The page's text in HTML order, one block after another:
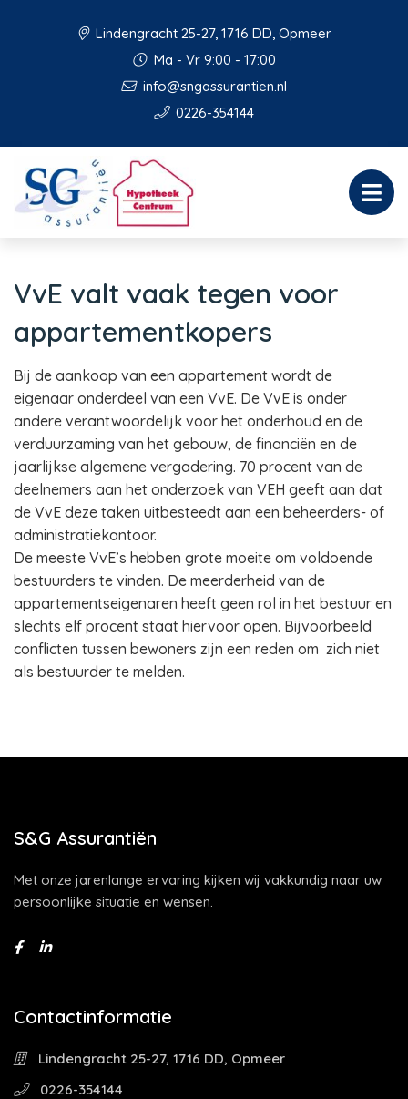
Lindengracht 25-27, 1716 DD, Opmeer
Ma - Vr 9:00 - 17:00
info@sngassurantien.nl
0226-354144
VvE valt vaak tegen voor
appartementkopers
Bij de aankoop van een appartement wordt de
eigenaar onderdeel van een VvE. De VvE is onder
andere verantwoordelijk voor het onderhoud en de
verduurzaming van het gebouw, de financiën en de
jaarlijkse algemene vergadering. 70 procent van de
deelnemers aan het onderzoek van VEH geeft aan dat
de VvE deze taken uitbesteedt aan een beheerders- of
administratiekantoor.
De meeste VvE’s hebben grote moeite om voldoende
bestuurders te vinden. De meerderheid van de
appartementseigenaren heeft geen rol in het bestuur en
slechts elf procent staat hiervoor open. Bijvoorbeeld
conflicten tussen bewoners zijn een reden om zich niet
als bestuurder te melden.
S&G Assurantiën
Met onze jarenlange ervaring kijken wij vakkundig naar uw
persoonlijke situatie en wensen.
Contactinformatie
Lindengracht 25-27, 1716 DD, Opmeer
0226-354144